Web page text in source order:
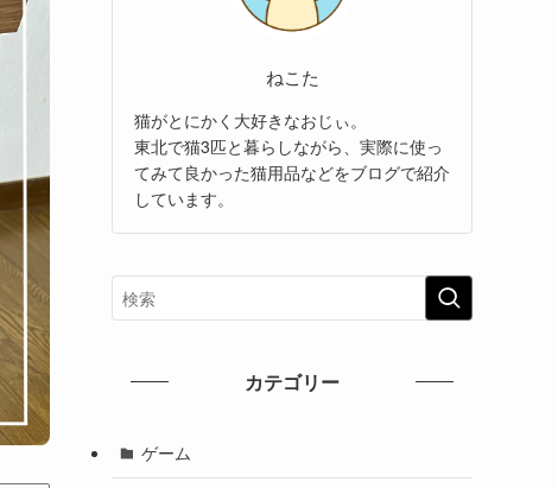
ねこた
猫がとにかく大好きなおじぃ。
東北で猫3匹と暮らしながら、実際に使っ
てみて良かった猫用品などをブログで紹介
しています。
カテゴリー
ゲーム